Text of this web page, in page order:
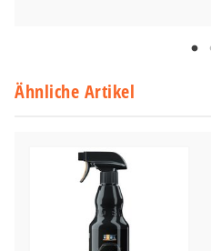
Ähnliche Artikel